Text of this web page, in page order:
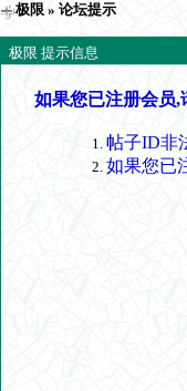
极限 » 论坛提示
极限 提示信息
如果您已注册会员,
帖子ID非
如果您已